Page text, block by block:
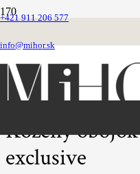
+421 911 206 577
info@mihor.sk
Domovská stránka
Chrtie obojky
Kožený obojok pre chrta exclusive
Kožený
exclusive